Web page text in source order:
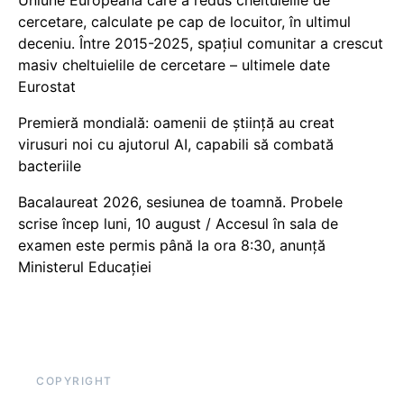
cercetare, calculate pe cap de locuitor, în ultimul
deceniu. Între 2015-2025, spațiul comunitar a crescut
masiv cheltuielile de cercetare – ultimele date
Eurostat
Premieră mondială: oamenii de știință au creat
virusuri noi cu ajutorul AI, capabili să combată
bacteriile
Bacalaureat 2026, sesiunea de toamnă. Probele
scrise încep luni, 10 august / Accesul în sala de
examen este permis până la ora 8:30, anunță
Ministerul Educației
COPYRIGHT